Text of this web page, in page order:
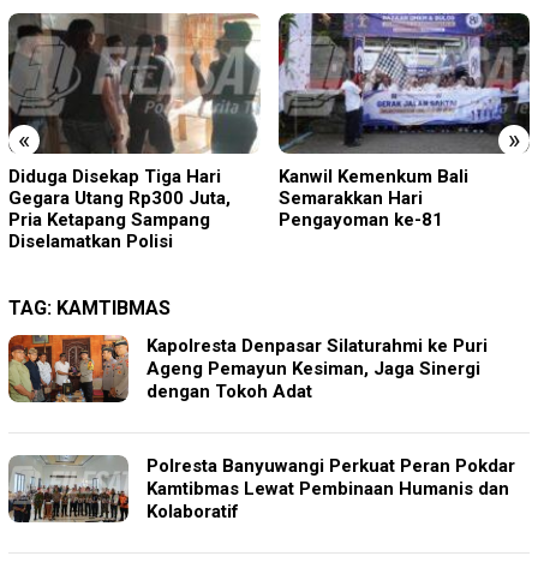
« »
Diduga Disekap Tiga Hari
Gegara Utang Rp300 Juta,
Pria Ketapang Sampang
Diselamatkan Polisi
Kanwil Kemenkum Bali
Semarakkan Hari
Pengayoman ke-81
TAG: KAMTIBMAS
Kapolresta Denpasar Silaturahmi ke Puri
Ageng Pemayun Kesiman, Jaga Sinergi
dengan Tokoh Adat
Polresta Banyuwangi Perkuat Peran Pokdar
Kamtibmas Lewat Pembinaan Humanis dan
Kolaboratif